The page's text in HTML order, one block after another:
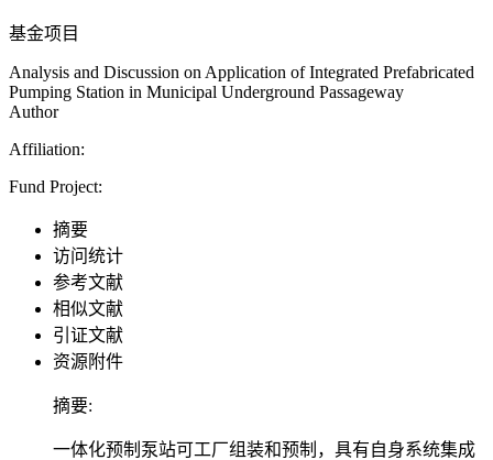
基金项目
Analysis and Discussion on Application of Integrated Prefabricated
Pumping Station in Municipal Underground Passageway
Author
Affiliation:
Fund Project:
摘要
访问统计
参考文献
相似文献
引证文献
资源附件
摘要:
一体化预制泵站可工厂组装和预制，具有自身系统集成